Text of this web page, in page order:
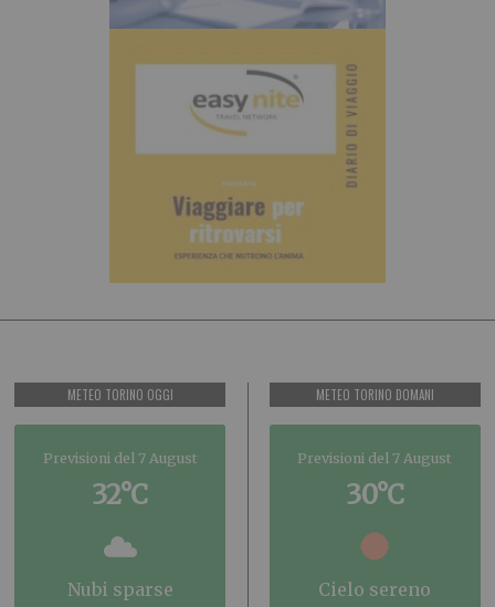
METEO TORINO OGGI
Previsioni del 7 August
32°C
nubi sparse
METEO TORINO DOMANI
Previsioni del 7 August
30°C
cielo sereno